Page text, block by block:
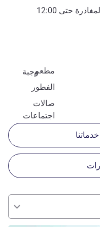
حتى 12:00
مطعموجبة
الفطور
صالات
اجتماعات